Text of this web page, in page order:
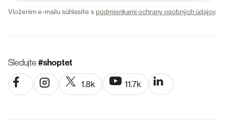
Vložením e-mailu súhlasíte spodmienkami ochrany osobných údajov.
Sledujte#shoptet
1.8k 11.7k